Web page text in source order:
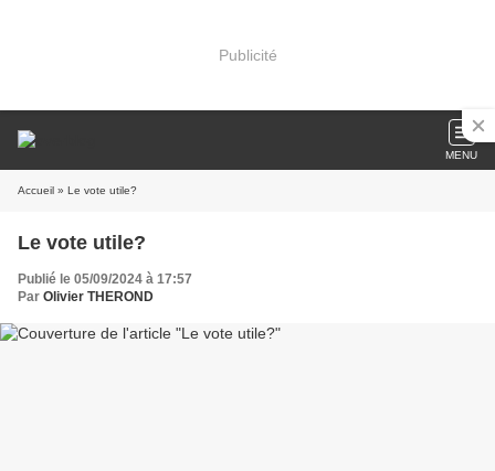
Publicité
MENU
Accueil » Le vote utile?
Le vote utile?
Publié le 05/09/2024 à 17:57
Par Olivier THEROND